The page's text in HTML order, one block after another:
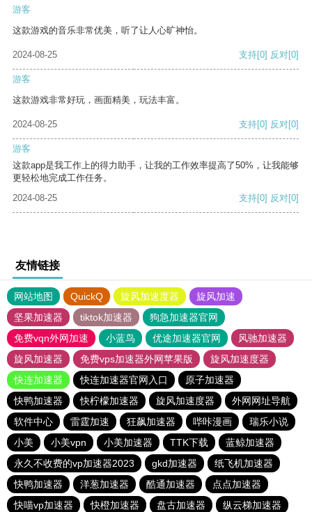
游客
这款游戏的音乐非常优美，听了让人心旷神怡。
2024-08-25 支持[0] 反对[0]
游客
这款游戏非常好玩，画面精美，玩法丰富。
2024-08-25 支持[0] 反对[0]
游客
这款app是我工作上的得力助手，让我的工作效率提高了50%，让我能够
更轻松地完成工作任务。
2024-08-25
支持[0] 反对[0]
友情链接
网站地图 QuickQ 旋风加速度器
旋风加速
坚果加速器
tiktok加速器
狗急加速器官网
免费vqn外网加速
小蓝鸟 优途加速器官网
风驰加速器
旋风加速器
免费vps加速器外网苹果版
旋风加速度器
快连加速器
快连加速器官网入口
原子加速器
快鸭加速器
快柠檬加速器 旋风加速度器
外网网址导航
软件中心
雷霆加速 狂飙加速器 哔咔漫画
瑞乐小说
小美
小美vpn 小美加速器 TTK下载
蓝鲸加速器
永久不收费的vp加速器2023
gkd加速器
纸飞机加速器
快鸭加速器
洋葱加速器 酷通加速器
点点加速器
快喵vp加速器
快橙加速器 盘古加速器 纵云梯加速器